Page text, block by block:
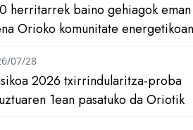
herritarrek baino gehiagok
Orioko komunitate energetikoan
2026 txirrindularitza-proba
1ean pasatuko da Oriotik
07/28